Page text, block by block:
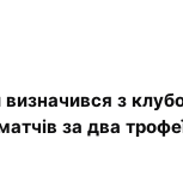
визначився з
за два